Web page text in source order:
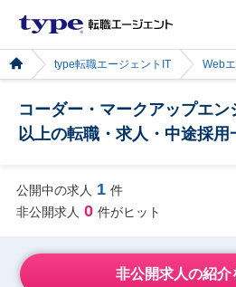
type転職エージェントIT Web
コーダー・マークアップエン
以上の転職・求人・中途採用
公開中の求人 1 件
非公開求人 0 件がヒット
非公開求人の紹介